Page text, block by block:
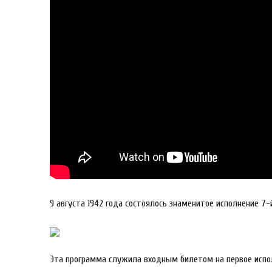
9 августа 1942 года состоялось знаменитое
Эта программа служила входным билетом на первое